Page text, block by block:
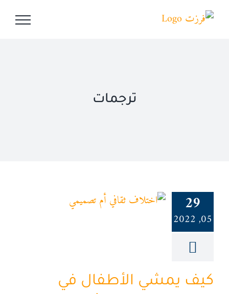
Skip
ترجمات
29
05, 2022
كيف يمشي الأطفال في